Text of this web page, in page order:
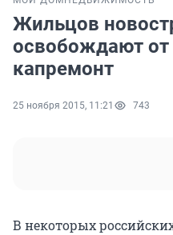
Жильцов
освобождают от
капремонт
25 ноября 2015, 11:21 743
В некоторых